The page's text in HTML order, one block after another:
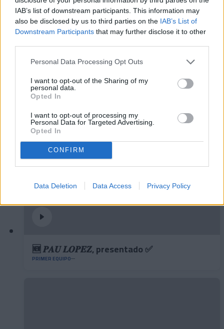
IAB’s list of downstream participants. This information may
also be disclosed by us to third parties on the IAB’s List of
Downstream Participants that may further disclose it to other
Personal Data Processing Opt Outs
I want to opt-out of the Sharing of my
personal data.
Opted In
I want to opt-out of processing my
Personal Data for Targeted Advertising.
Opted In
CONFIRM
Data Deletion Data Access Privacy Policy
✈️🆕 𝑳𝑨𝑼𝑻𝑨𝑹𝑶 𝑺𝑷𝑨𝑻𝒁, solidez,
contundencia y juego aéreo
🆕 𝑷𝑨𝑼 𝑳𝑶𝑷𝑬𝒁, presentado ✅
PRIMER EQUIPO